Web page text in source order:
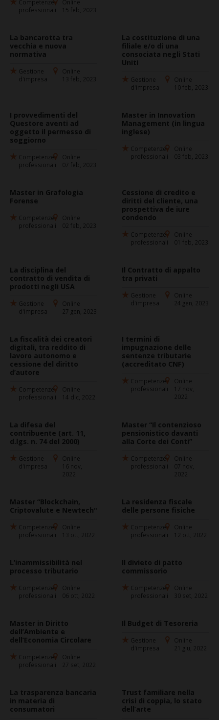
Competenze
professionali
Online
15 feb, 2023
La bancarotta tra
vecchia e nuova
normativa
Gestione
d'impresa
Online
13 feb, 2023
La costituzione di una
filiale e/o di una
consociata negli Stati
Uniti
Gestione
d'impresa
Online
10 feb, 2023
I provvedimenti del
Questore aventi ad
oggetto il permesso di
soggiorno
Competenze
professionali
Online
07 feb, 2023
Master in Innovation
Management (in lingua
inglese)
Competenze
professionali
Online
03 feb, 2023
Master in Grafologia
Forense
Competenze
professionali
Online
02 feb, 2023
Cessione di credito e
diritti del cliente, una
prospettiva de iure
condendo
Competenze
professionali
Online
01 feb, 2023
La disciplina del
contratto di vendita di
prodotti negli USA
Gestione
d'impresa
Online
27 gen, 2023
Il Contratto di appalto
tra privati
Gestione
d'impresa
Online
24 gen, 2023
La fiscalità dei creatori
digitali, tra reddito di
lavoro autonomo e
cessione del diritto
d’autore
Competenze
professionali
Online
14 dic, 2022
I termini di
impugnazione delle
sentenze tributarie
(accreditato CNF)
Competenze
professionali
Online
17 nov,
2022
La difesa del
contribuente (art. 11,
d.lgs. n. 74 del 2000)
Gestione
d'impresa
Online
16 nov,
2022
Master “Il contenzioso
pensionistico davanti
alla Corte dei Conti”
Competenze
professionali
Online
07 nov,
2022
Master “Blockchain,
Criptovalute e Newtech"
Competenze
professionali
Online
13 ott, 2022
La residenza fiscale
delle persone fisiche
Competenze
professionali
Online
12 ott, 2022
L’inammissibilità nel
processo tributario
Competenze
professionali
Online
06 ott, 2022
Il divieto di patto
commissorio
Competenze
professionali
Online
30 set, 2022
Master in Diritto
dell’Ambiente e
dell’Economia Circolare
Competenze
professionali
Online
27 set, 2022
Il Budget di Tesoreria
Gestione
d'impresa
Online
21 giu, 2022
La trasparenza bancaria
in materia di
consumatori
Trust familiare nella
crisi di coppia, lo stato
dell’arte